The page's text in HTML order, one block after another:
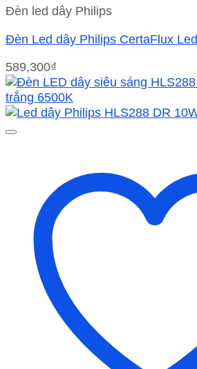
Đèn led dây Philips
Đèn Led dây Philips CertaFlux
589,300₫